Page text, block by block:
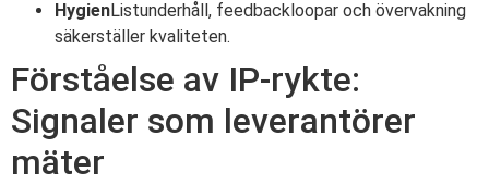
HygienListunderhåll, feedbackloopar och övervakning
säkerställer kvaliteten.
Förståelse av IP-rykte:
Signaler som leverantörer
mäter